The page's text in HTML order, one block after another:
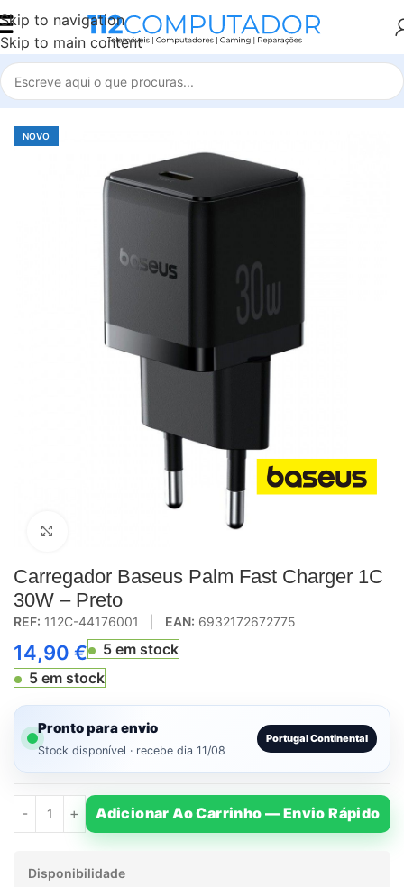
Skip to navigation
Skip to main content
Início Accessories
NOVO
Carregador Baseus Palm Fast Charger 1C
30W – Preto
REF: 112C-44176001 EAN: 6932172672775
14,90 €
5 em stock
5 em stock
Pronto para envio
Stock disponível · recebe dia 11/08
Portugal Continental
Adicionar Ao Carrinho — Envio Rápido
Disponibilidade